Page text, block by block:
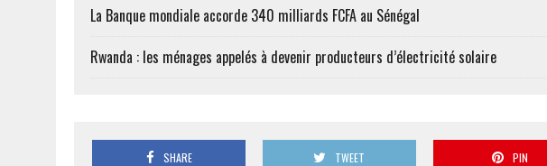
La Banque mondiale accorde 340 milliards FCFA au Sénégal
Rwanda : les ménages appelés à devenir producteurs d’électricité solaire
SHARE TWEET PIN